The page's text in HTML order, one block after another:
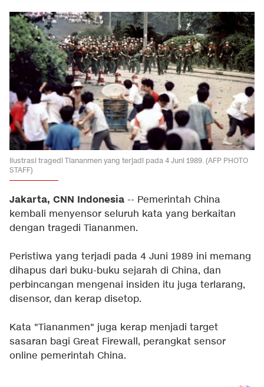
Ilustrasi tragedi Tiananmen yang terjadi pada 4 Juni 1989. (AFP PHOTO
STAFF)
Jakarta, CNN Indonesia -- Pemerintah China
kembali menyensor seluruh kata yang berkaitan
dengan tragedi Tiananmen.
Peristiwa yang terjadi pada 4 Juni 1989 ini memang
dihapus dari buku-buku sejarah di China, dan
perbincangan mengenai insiden itu juga terlarang,
disensor, dan kerap disetop.
Kata "Tiananmen" juga kerap menjadi target
sasaran bagi Great Firewall, perangkat sensor
online pemerintah China.